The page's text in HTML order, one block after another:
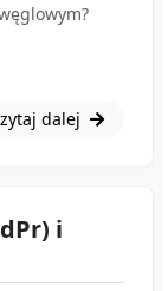
dalej
i